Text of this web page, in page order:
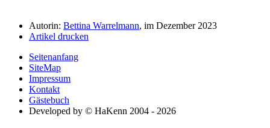
Autorin: Bettina Warrelmann, im Dezember 2023
Artikel drucken
Seitenanfang
SiteMap
Impressum
Kontakt
Gästebuch
Developed by © HaKenn 2004 - 2026